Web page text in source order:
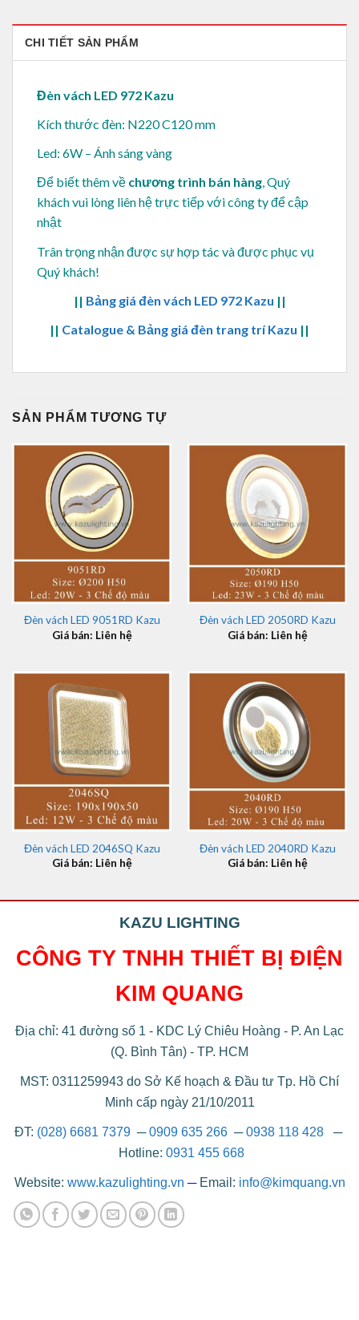
CHI TIẾT SẢN PHẨM
Đèn vách LED 972 Kazu
Kích thước đèn: N220 C120 mm
Led: 6W – Ánh sáng vàng
Để biết thêm về chương trình bán hàng, Quý
khách vui lòng liên hệ trực tiếp với công ty để cập
nhật
Trân trọng nhận được sự hợp tác và được phục vụ
Quý khách!
|| Bảng giá đèn vách LED 972 Kazu ||
|| Catalogue & Bảng giá đèn trang trí Kazu ||
SẢN PHẨM TƯƠNG TỰ
Đèn vách LED 9051RD Kazu
Giá bán: Liên hệ
Đèn vách LED 2050RD Kazu
Giá bán: Liên hệ
Đèn vách LED 2046SQ Kazu
Giá bán: Liên hệ
Đèn vách LED 2040RD Kazu
Giá bán: Liên hệ
KAZU LIGHTING
CÔNG TY TNHH THIẾT BỊ ĐIỆN
KIM QUANG
Địa chỉ: 41 đường số 1 - KDC Lý Chiêu Hoàng - P. An Lạc
(Q. Bình Tân) - TP. HCM
MST: 0311259943 do Sở Kế hoạch & Đầu tư Tp. Hồ Chí
Minh cấp ngày 21/10/2011
ĐT: (028) 6681 7379 ─0909 635 266─0938 118 428─
Hotline: 0931 455 668
Website: www.kazulighting.vn ─ Email: info@kimquang.vn